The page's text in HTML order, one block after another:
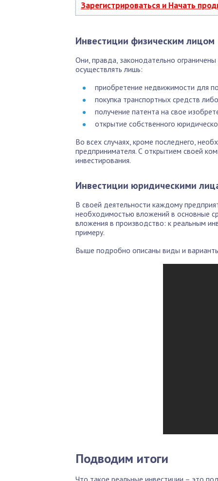
Зарегистрироваться и Начать
Инвестиции физическим лицом
Они, правда, законодательно
осуществлять лишь:
приобретение недвижимости для
покупка транспортных средств
получение патента на свое
открытие собственного
Во всех случаях, кроме последнего,
предпринимателя. С открытием своей
инвестирования.
Инвестиции юридическими
В своей деятельности каждому
необходимостью вложений в основные
вложения в производство: к реальным
примеру.
Выше подробно описаны виды и
Подводим итоги
Что такое реальные инвестиции – это